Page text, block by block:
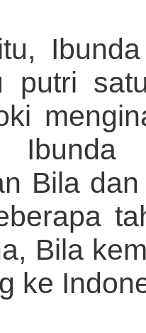
putri
Bila
Bila
ke